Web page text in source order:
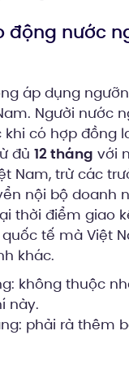
động nước
áp dụng
Người nước
khi có hợp đồng
đủ 12 tháng với
Nam, trừ các
nội bộ doanh
thời điểm giao
tế mà Việt
khác.
không thuộc
này.
phải rà thêm